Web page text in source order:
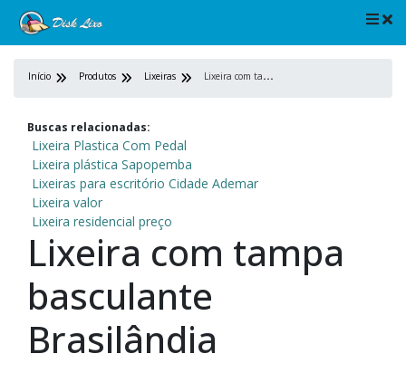
Início Produtos Lixeiras L
ixeira com tampa basculante Brasilândia
Buscas relacionadas:
Lixeira Plastica Com Pedal
Lixeira plástica Sapopemba
Lixeiras para escritório Cidade Ademar
Lixeira valor
Lixeira residencial preço
Lixeira com tampa
basculante
Brasilândia